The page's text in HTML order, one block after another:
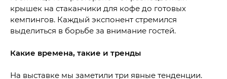
крышек на стаканчики для кофе до готовых
кемпингов. Каждый экспонент стремился
выделиться в борьбе за внимание гостей.
Какие времена, такие и тренды
На выставке мы заметили три явные тенденции.